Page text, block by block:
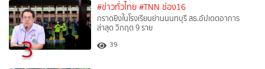
3
#ข่าวทั่วไทย #TNN ช่อง16
กราดยิงในโรงเรียนย่านนนทบุรี สธ.อัปเดตอาการ
ล่าสุด วิกฤต 9 ราย
39